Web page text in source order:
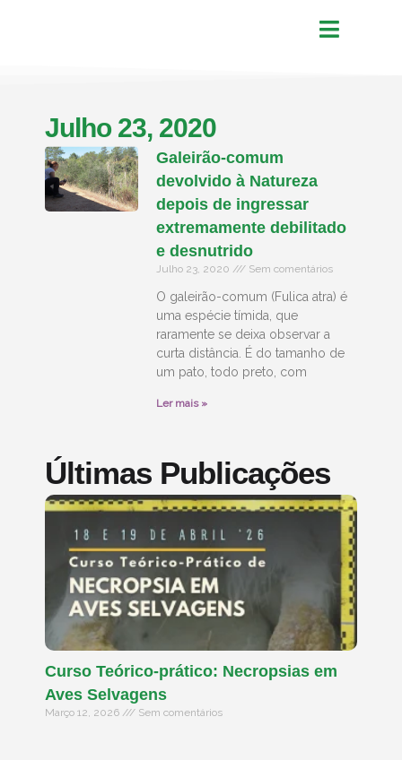
Julho 23, 2020
Galeirão-comum
devolvido à Natureza
depois de ingressar
extremamente debilitado
e desnutrido
Julho 23, 2020 Sem comentários
O galeirão-comum (Fulica atra) é
uma espécie tímida, que
raramente se deixa observar a
curta distância. É do tamanho de
um pato, todo preto, com
Ler mais »
Últimas Publicações
Curso Teórico-prático: Necropsias em
Aves Selvagens
Março 12, 2026 Sem comentários